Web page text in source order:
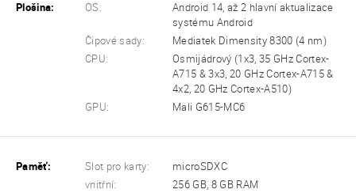
Plošina: OS:
Android 14, až 2 hlavní aktualizace
systému Android
Čipové sady:
Mediatek Dimensity 8300 (4 nm)
CPU:
Osmijádrový (1x3, 35 GHz Cortex-
A715 & 3x3, 20 GHz Cortex-A715 &
4x2, 20 GHz Cortex-A510)
GPU:
Mali G615-MC6
Paměť: Slot pro karty:
microSDXC
vnitřní:
256 GB, 8 GB RAM